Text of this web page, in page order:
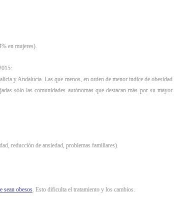
en mujeres).
y Andalucía. Las que menos, en orden de menor índice de obesidad
sólo las comunidades autónomas que destacan más por su mayor
reducción de ansiedad, problemas familiares).
sean obesos. Esto dificulta el tratamiento y los cambios.